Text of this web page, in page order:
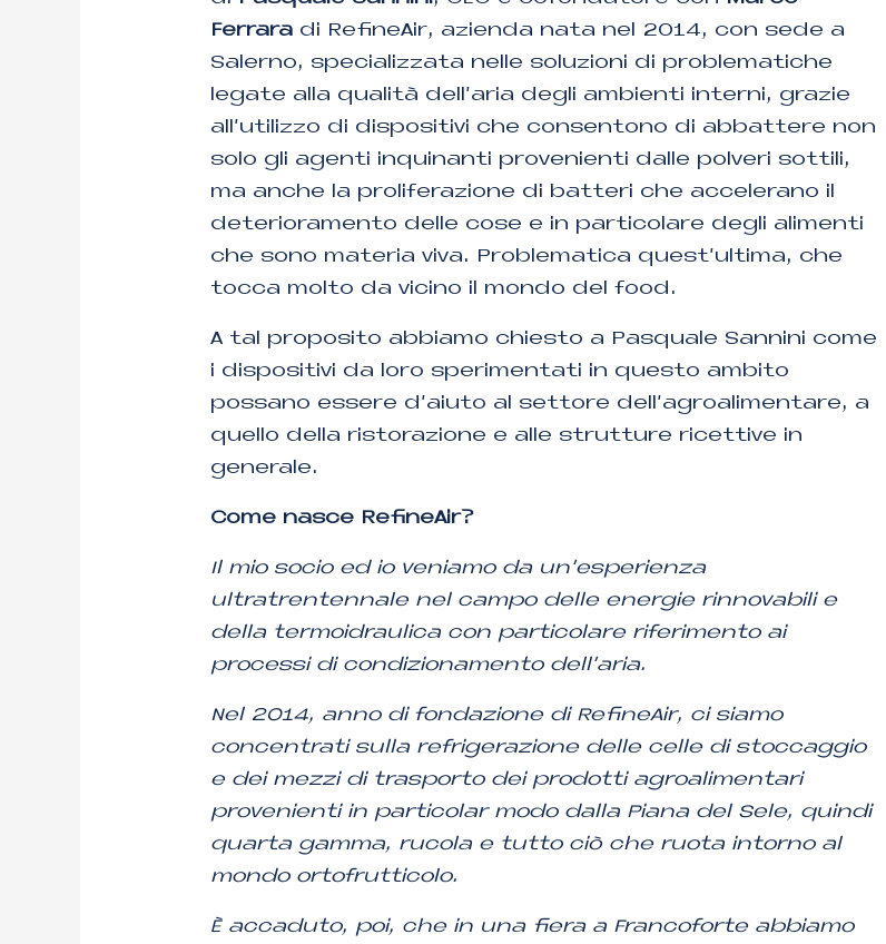
Ferraradi RefineAir, azienda nata nel 2014, con sede a
Salerno, specializzata nelle soluzioni di problematiche
legate alla qualità dell’aria degli ambienti interni, grazie
all’utilizzo di dispositivi che consentono di abbattere non
solo gli agenti inquinanti provenienti dalle polveri sottili,
ma anche la proliferazione di batteri che accelerano il
deterioramento delle cose e in particolare degli alimenti
che sono materia viva. Problematica quest’ultima, che
tocca molto da vicino il mondo del food.
A tal proposito abbiamo chiesto a Pasquale Sannini come
i dispositivi da loro sperimentati in questo ambito
possano essere d’aiuto al settore dell’agroalimentare, a
quello della ristorazione e alle strutture ricettive in
generale.
Come nasce RefineAir?
Il mio socio ed io veniamo da un’esperienza
ultratrentennale nel campo delle energie rinnovabili e
della termoidraulica con particolare riferimento ai
processi di condizionamento dell’aria.
Nel 2014, anno di fondazione di RefineAir, ci siamo
concentrati sulla refrigerazione delle celle di stoccaggio
e dei mezzi di trasporto dei prodotti agroalimentari
provenienti in particolar modo dalla Piana del Sele, quindi
quarta gamma, rucola e tutto ciò che ruota intorno al
mondo ortofrutticolo.
È accaduto, poi, che in una fiera a Francoforte abbiamo